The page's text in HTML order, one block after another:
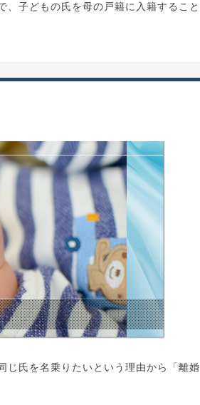
子どもの氏を母の戸籍に入籍すること
じ氏を名乗りたいという理由から「離婚